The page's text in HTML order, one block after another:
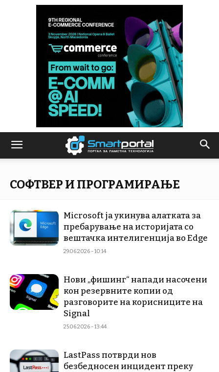
СОФТВЕР И ПРОГРАМИРАЊЕ
Microsoft ја укинува алатката за
пребарување на историјата со
вештачка интелигенција во Edge
29.06.2026 - 10:14
Нови „фишинг“ напади насочени
кон резервните копии од
разговорите на корисниците на
Signal
25.06.2026 - 13:44
LastPass потврди нов
безбедносен инцидент преку